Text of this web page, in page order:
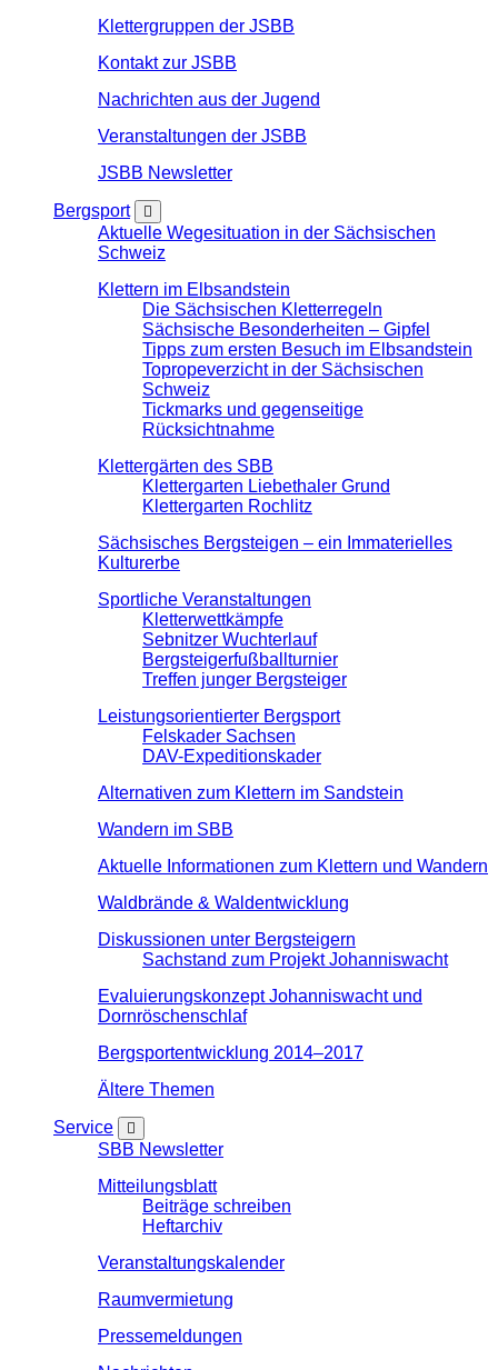
Klettergruppen der JSBB
Kontakt zur JSBB
Nachrichten aus der Jugend
Veranstaltungen der JSBB
JSBB Newsletter
Bergsport
Aktuelle Wegesituation in der Sächsischen
Schweiz
Klettern im Elbsandstein
Die Sächsischen Kletterregeln
Sächsische Besonderheiten – Gipfel
Tipps zum ersten Besuch im Elbsandstein
Topropeverzicht in der Sächsischen
Schweiz
Tickmarks und gegenseitige
Rücksichtnahme
Klettergärten des SBB
Klettergarten Liebethaler Grund
Klettergarten Rochlitz
Sächsisches Bergsteigen – ein Immaterielles
Kulturerbe
Sportliche Veranstaltungen
Kletterwettkämpfe
Sebnitzer Wuchterlauf
Bergsteigerfußballturnier
Treffen junger Bergsteiger
Leistungsorientierter Bergsport
Felskader Sachsen
DAV-Expeditionskader
Alternativen zum Klettern im Sandstein
Wandern im SBB
Aktuelle Informationen zum Klettern und Wandern
Waldbrände & Waldentwicklung
Diskussionen unter Bergsteigern
Sachstand zum Projekt Johanniswacht
Evaluierungskonzept Johanniswacht und
Dornröschenschlaf
Bergsportentwicklung 2014–2017
Ältere Themen
Service
SBB Newsletter
Mitteilungsblatt
Beiträge schreiben
Heftarchiv
Veranstaltungskalender
Raumvermietung
Pressemeldungen